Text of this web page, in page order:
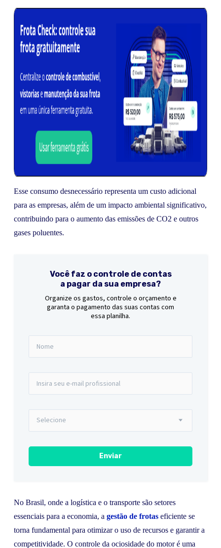
Esse consumo desnecessário representa um custo adicional
para as empresas, além de um impacto ambiental significativo,
contribuindo para o aumento das emissões de CO2 e outros
gases poluentes.
Você faz o controle de contas
a pagar da sua empresa?
Organize os gastos, controle o orçamento e
garanta o pagamento das suas contas com
essa planilha.
No Brasil, onde a logística e o transporte são setores
essenciais para a economia, a gestão de frotas eficiente se
torna fundamental para otimizar o uso de recursos e garantir a
competitividade. O controle da ociosidade do motor é uma